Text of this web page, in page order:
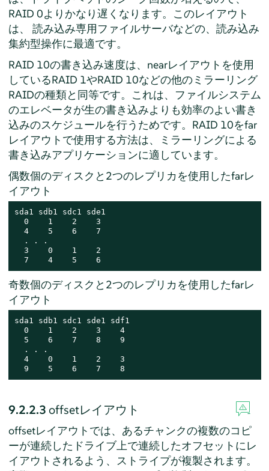
RAID 0よりかなり遅くなります。このレイアウト
は、 読み込み専用ファイルサーバなどの、読み込み
集約型操作に最適です。
RAID 10の書き込み速度は、nearレイアウトを使用
しているRAID 1やRAID 10などの他のミラーリング
RAIDの種類と同等です。これは、ファイルシステム
のエレベータが生の書き込みよりも効率のよい書き
込みのスケジュールを行うためです。RAID 10をfar
レイアウトで使用する方法は、ミラーリングによる
書き込みアプリケーションに適しています。
偶数個のディスクと2つのレプリカを使用したfarレ
イアウト
sda1 sdb1 sdc1 sde1
  0    1    2    3
  4    5    6    7
  . . .
  3    0    1    2
  7    4    5    6
奇数個のディスクと2つのレプリカを使用したfarレ
イアウト
sda1 sdb1 sdc1 sde1 sdf1
  0    1    2    3    4
  5    6    7    8    9
  . . .
  4    0    1    2    3
  9    5    6    7    8
9.2.2.3offsetレイアウト
offsetレイアウトでは、あるチャンクの複数のコピ
ーが連続したドライブ上で連続したオフセットにレ
イアウトされるよう、ストライプが複製されます。